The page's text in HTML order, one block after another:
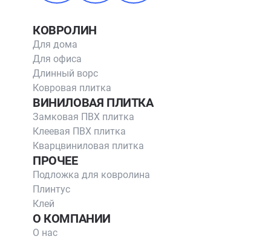
КОВРОЛИН
Для дома
Для офиса
Длинный ворс
Ковровая плитка
ВИНИЛОВАЯ ПЛИТКА
Замковая ПВХ плитка
Клеевая ПВХ плитка
Кварцвиниловая плитка
ПРОЧЕЕ
Подложка для ковролина
Плинтус
Клей
О КОМПАНИИ
О нас